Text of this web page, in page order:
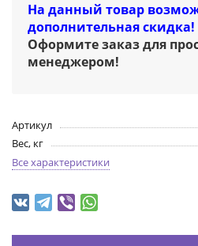
На данный товар
дополнительная скидка!
Оформите заказ для
менеджером!
Артикул
Вес, кг
Все характеристики